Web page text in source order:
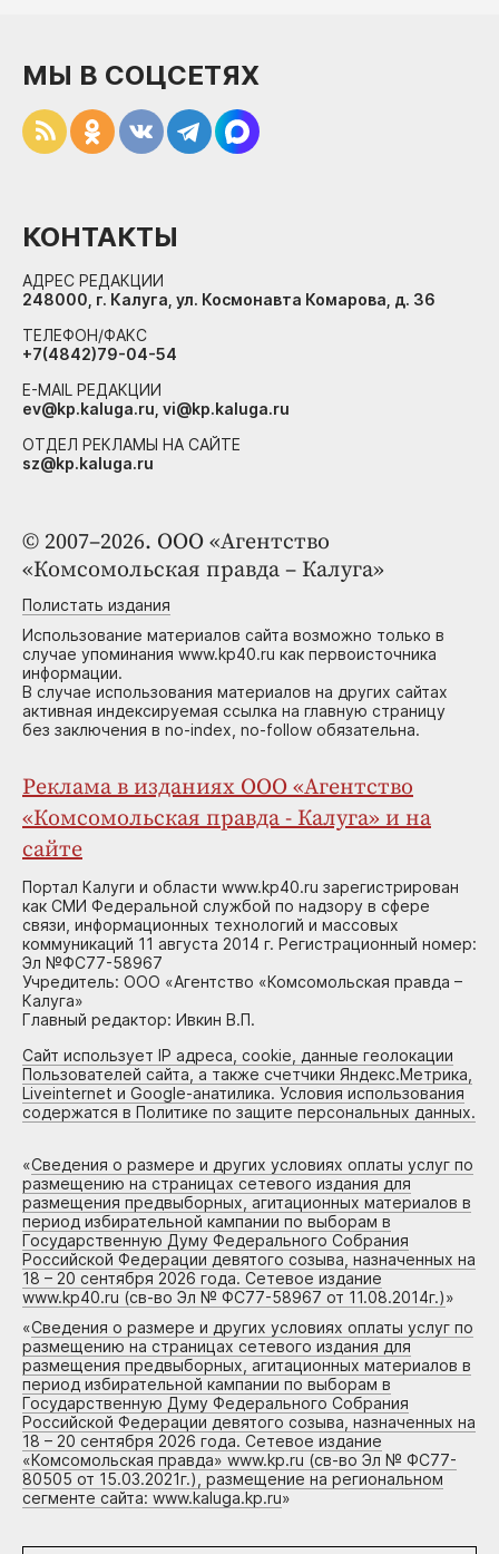
© 2007–2026. ООО «Агентство
«Комсомольская правда – Калуга»
Полистать издания
Использование материалов сайта возможно только в
случае упоминания www.kp40.ru как первоисточника
информации.
В случае использования материалов на других сайтах
активная индексируемая ссылка на главную страницу
без заключения в no-index, no-follow обязательна.
Реклама в изданиях ООО «Агентство
«Комсомольская правда - Калуга» и на
сайте
Портал Калуги и области www.kp40.ru зарегистрирован
как СМИ Федеральной службой по надзору в сфере
связи, информационных технологий и массовых
коммуникаций 11 августа 2014 г. Регистрационный номер:
Эл №ФС77-58967
Учредитель: ООО «Агентство «Комсомольская правда –
Калуга»
Главный редактор: Ивкин В.П.
Сайт использует IP адреса, cookie, данные геолокации
Пользователей сайта, а также счетчики Яндекс.Метрика,
Liveinternet и Google-анатилика. Условия использования
содержатся в Политике по защите персональных данных.
«Сведения о размере и других условиях оплаты услуг по
размещению на страницах сетевого издания для
размещения предвыборных, агитационных материалов в
период избирательной кампании по выборам в
Государственную Думу Федерального Собрания
Российской Федерации девятого созыва, назначенных на
18 – 20 сентября 2026 года. Сетевое издание
www.kp40.ru (св-во Эл № ФС77-58967 от 11.08.2014г.)»
«Сведения о размере и других условиях оплаты услуг по
размещению на страницах сетевого издания для
размещения предвыборных, агитационных материалов в
период избирательной кампании по выборам в
Государственную Думу Федерального Собрания
Российской Федерации девятого созыва, назначенных на
18 – 20 сентября 2026 года. Сетевое издание
«Комсомольская правда» www.kp.ru (св-во Эл № ФС77-
80505 от 15.03.2021г.), размещение на региональном
сегменте сайта: www.kaluga.kp.ru»
МЫ В СОЦСЕТЯХ
КОНТАКТЫ
АДРЕС РЕДАКЦИИ
248000, г. Калуга, ул. Космонавта Комарова, д. 36
ТЕЛЕФОН/ФАКС
+7(4842)79-04-54
E-MAIL РЕДАКЦИИ
ev@kp.kaluga.ru, vi@kp.kaluga.ru
ОТДЕЛ РЕКЛАМЫ НА САЙТЕ
sz@kp.kaluga.ru